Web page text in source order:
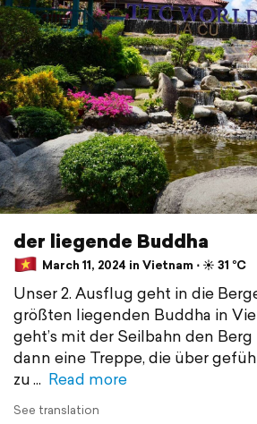
der liegende Buddha
March 11, 2024 in Vietnam ⋅ ☀️ 31 °C
Unser 2. Ausflug geht in die
größten liegenden Buddha in
geht’s mit der Seilbahn den
dann eine Treppe, die über
zu
Read more
See translation